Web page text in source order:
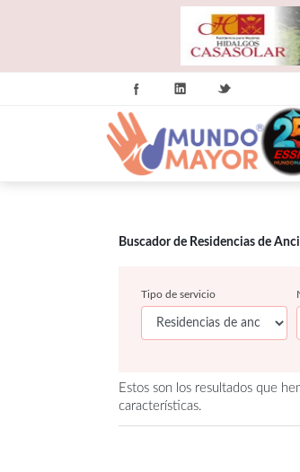
Buscador de Residencias de
Tipo de servicio
Estos son los resultados que
características.